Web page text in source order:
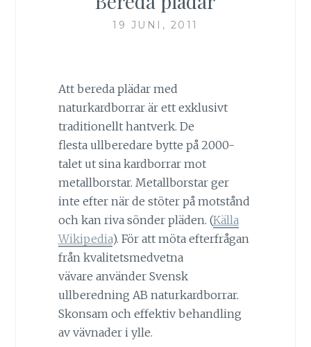
19 JUNI, 2011
Att bereda plädar med
naturkardborrar är ett exklusivt
traditionellt hantverk. De
flesta ullberedare bytte på 2000-
talet ut sina kardborrar mot
metallborstar. Metallborstar ger
inte efter när de stöter på motstånd
och kan riva sönder pläden. (Källa
Wikipedia). För att möta efterfrågan
från kvalitetsmedvetna
vävare använder Svensk
ullberedning AB naturkardborrar.
Skonsam och effektiv behandling
av vävnader i ylle.